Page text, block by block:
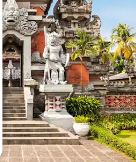
klávesov so šípkami nahor a